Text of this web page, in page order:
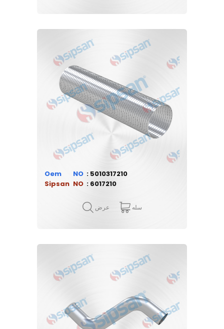
Oem
5010317210
Sipsan
6017210
عرض سله